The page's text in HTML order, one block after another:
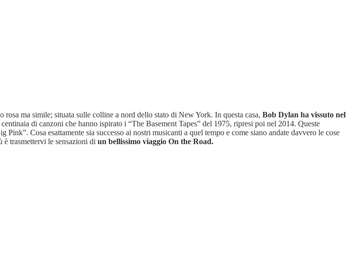
ma simile; situata sulle colline a nord dello stato di New York. In questa casa, Bob Dylan ha vissuto nel
di canzoni che hanno ispirato i “The Basement Tapes” del 1975, ripresi poi nel 2014. Queste
Cosa esattamente sia successo ai nostri musicanti a quel tempo e come siano andate davvero le cose
trasmettervi le sensazioni di un bellissimo viaggio On the Road.